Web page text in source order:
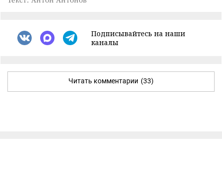
Подписывайтесь на наши
каналы
Читать комментарии (33)